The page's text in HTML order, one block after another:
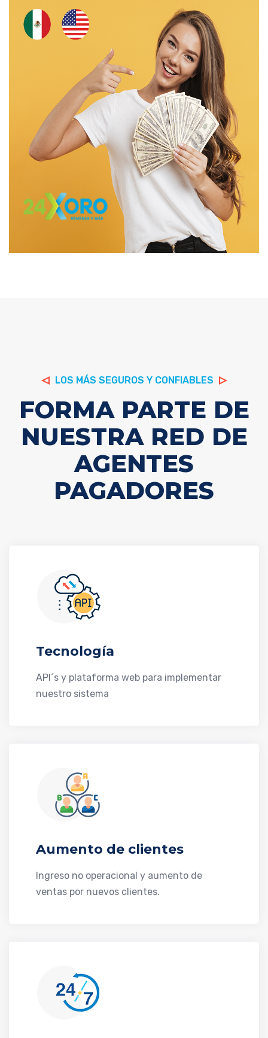
LOS MÁS SEGUROS Y CONFIABLES
FORMA PARTE DE
NUESTRA RED DE
AGENTES
PAGADORES
Tecnología
API´s y plataforma web para implementar
nuestro sistema
Aumento de clientes
Ingreso no operacional y aumento de
ventas por nuevos clientes.